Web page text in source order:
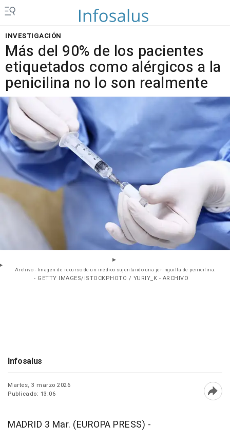
INVESTIGACIÓN
Más del 90% de los pacientes
etiquetados como alérgicos a la
penicilina no lo son realmente
Archivo - Imagen de recurso de un médico sujentando una jeringuilla de penicilina.
- GETTY IMAGES/ISTOCKPHOTO / YURIY_K - ARCHIVO
Infosalus
Martes, 3 marzo 2026
Publicado: 13:06
MADRID 3 Mar. (EUROPA PRESS) -